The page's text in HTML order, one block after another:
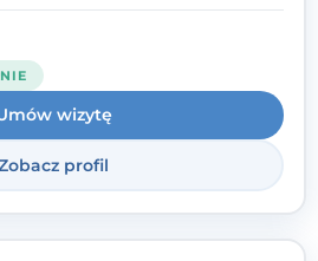
dla mnie bezpieczne miejsce, w
się wysłuchany i
wizytę
profil